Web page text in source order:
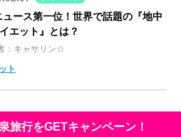
ュース第一位！世界で話題の『地中
エット』とは？
：キャサリン☆
ト
旅行をGETキャンペーン！